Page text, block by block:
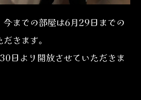
までの部屋は6月29日までの
きます。
日より開放させていただきま